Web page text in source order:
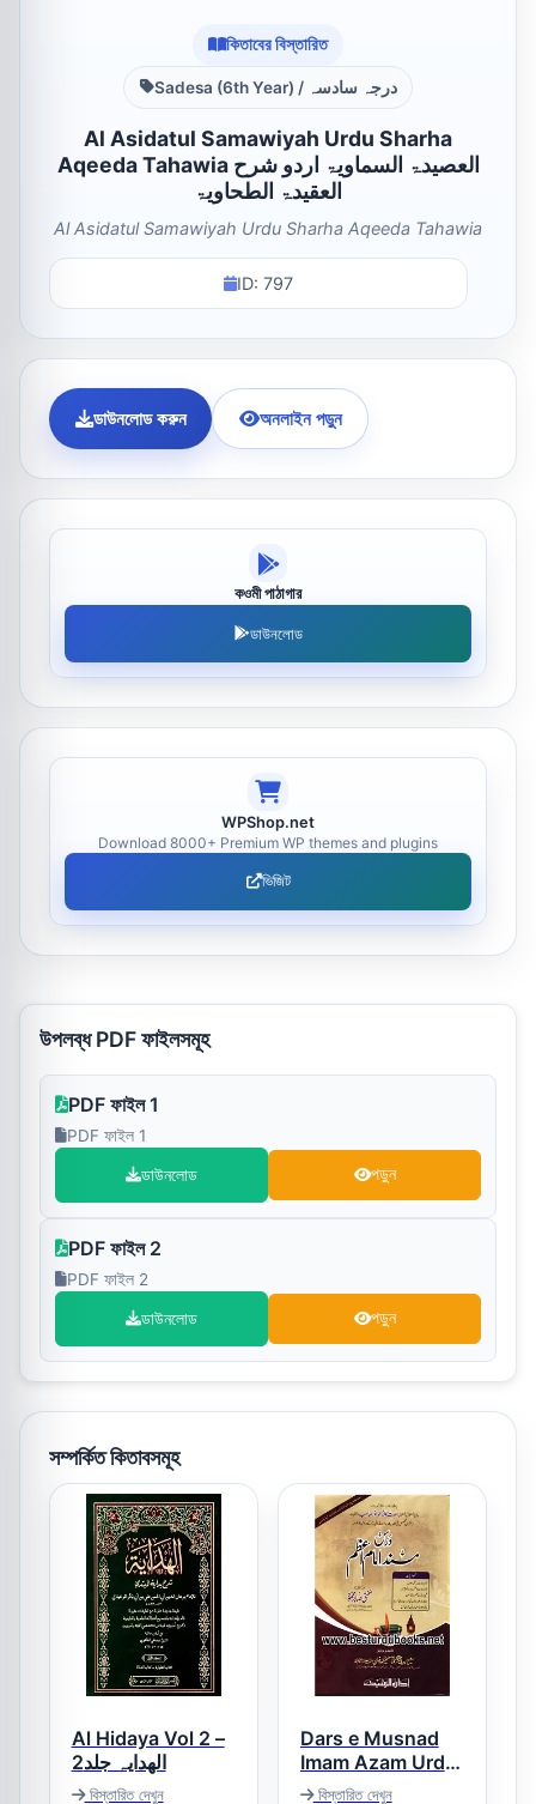
কিতাবের বিস্তারিত
Sadesa (6th Year) / درجہ سادسہ
Al Asidatul Samawiyah Urdu Sharha
Aqeeda Tahawia العصیدۃ السماویۃ اردو شرح
العقیدۃ الطحاویۃ
Al Asidatul Samawiyah Urdu Sharha Aqeeda Tahawia
ID: 797
ডাউনলোড করুন অনলাইন পড়ুন
কওমী পাঠাগার
ডাউনলোড
WPShop.net
Download 8000+ Premium WP themes and plugins
ভিজিট
উপলব্ধ PDF ফাইলসমূহ
PDF ফাইল 1
PDF ফাইল 1
ডাউনলোড পড়ুন
PDF ফাইল 2
PDF ফাইল 2
ডাউনলোড পড়ুন
সম্পর্কিত কিতাবসমূহ
Al Hidaya Vol 2 –
الھدایہ جلد2
বিস্তারিত দেখুন
Dars e Musnad
Imam Azam Urdu
درس مسند امام
বিস্তারিত দেখুন